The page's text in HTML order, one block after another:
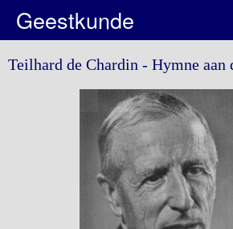
Geestkunde
Teilhard de Chardin - Hymne aan